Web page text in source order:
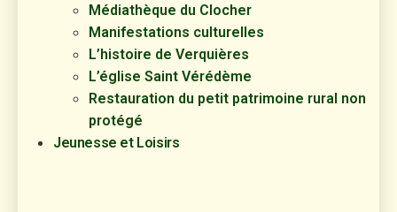
Médiathèque du Clocher
Manifestations culturelles
L’histoire de Verquières
L’église Saint Vérédème
Restauration du petit patrimoine rural non
protégé
Jeunesse et Loisirs